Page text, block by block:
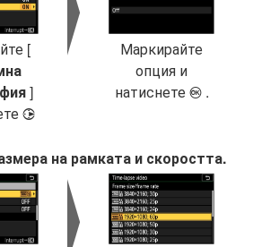
[
]
2
Маркирайте
опция и
натиснете J .
на рамката и скоростта.